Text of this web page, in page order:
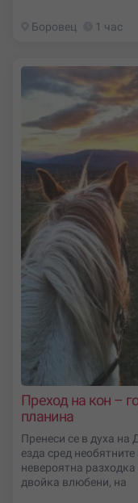
Боровец 1 час
Преход на кон –
планина
Пренеси се в духа на
езда сред
невероятна разходка
двойка влюбени, на